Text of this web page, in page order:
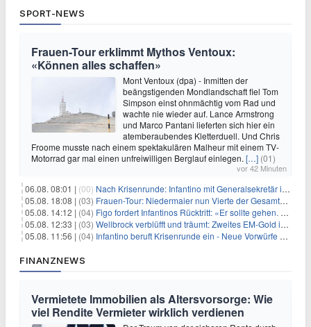
SPORT-NEWS
Frauen-Tour erklimmt Mythos Ventoux:
«Können alles schaffen»
Mont Ventoux (dpa) - Inmitten der
beängstigenden Mondlandschaft fiel Tom
Simpson einst ohnmächtig vom Rad und
wachte nie wieder auf. Lance Armstrong
und Marco Pantani lieferten sich hier ein
atemberaubendes Kletterduell. Und Chris
Froome musste nach einem spektakulären Malheur mit einem TV-
Motorrad gar mal einen unfreiwilligen Berglauf einlegen. […] (01)
vor 42 Minuten
06.08. 08:01 | (00) Nach Krisenrunde: Infantino mit Generalsekretär im Stadion
05.08. 18:08 | (03) Frauen-Tour: Niedermaier nun Vierte der Gesamtwertung
05.08. 14:12 | (04) Figo fordert Infantinos Rücktritt: «Er sollte gehen. Jetzt»
05.08. 12:33 | (03) Wellbrock verblüfft und träumt: Zweites EM-Gold in Paris
05.08. 11:56 | (04) Infantino beruft Krisenrunde ein - Neue Vorwürfe gegen FIFA
FINANZNEWS
Vermietete Immobilien als Altersvorsorge: Wie
viel Rendite Vermieter wirklich verdienen